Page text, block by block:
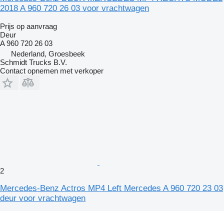
2018 A 960 720 26 03 voor vrachtwagen
Prijs op aanvraag
Deur
A 960 720 26 03
Nederland, Groesbeek
Schmidt Trucks B.V.
Contact opnemen met verkoper
2
Mercedes-Benz Actros MP4 Left Mercedes A 960 720 23 03
deur voor vrachtwagen